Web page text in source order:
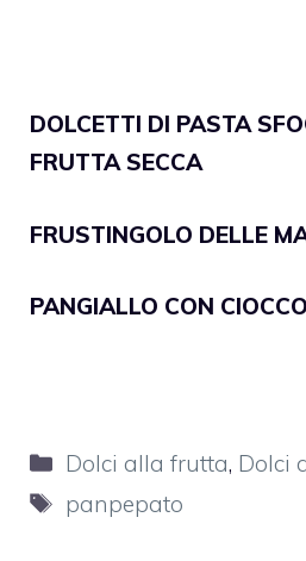
DOLCETTI DI PASTA
FRUTTA SECCA
FRUSTINGOLO DELLE
PANGIALLO CON
Categorie
Dolci alla frutta, Dolci
Tag
panpepato